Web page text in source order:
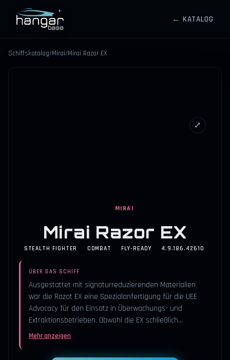
HANGARBASE
← KATALOG
Schiffskatalog/Mirai/Mirai Razor EX
MIRAI
Mirai Razor EX
STEALTH FIGHTER COMBAT FLY-READY 4.9.186.42610
ÜBER DAS SCHIFF
Ausgestattet mit signaturreduzierenden Materialien
war die Razot EX eine Spezialanfertigung für die UEE
Advocacy für den Einsatz in Überwachungs- und
Extraktionsbetrieben. Obwohl die EX schließlich…
Mehr anzeigen
⤢